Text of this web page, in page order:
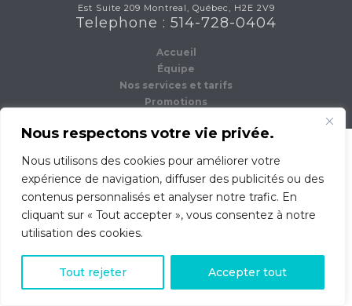
Nous respectons votre vie privée.
Nous utilisons des cookies pour améliorer votre
expérience de navigation, diffuser des publicités ou des
contenus personnalisés et analyser notre trafic. En
cliquant sur « Tout accepter », vous consentez à notre
utilisation des cookies.
Tout rejeter Accepter tout
Est Suite 209 Montreal, Québec, H2E 2V9
Telephone : 514-728-0404
Accueil
Équipe
Nos services et tarifs
Promotions
0